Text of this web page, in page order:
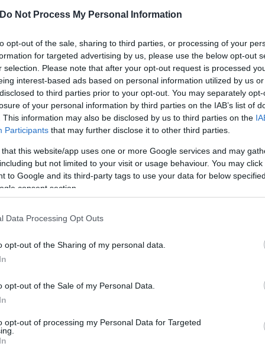
Do Not Process My Personal Information
opt-out of the sale, sharing to third parties, or processing of your
for targeted advertising by us, please use the below opt-out
selection. Please note that after your opt-out request is processed
interest-based ads based on personal information utilized by us
to third parties prior to your opt-out. You may separately
of your personal information by third parties on the IAB’s list of
This information may also be disclosed by us to third parties on the
Participants that may further disclose it to other third parties.
that this website/app uses one or more Google services and may
but not limited to your visit or usage behaviour. You may
to Google and its third-party tags to use your data for below
consent section.
Data Processing Opt Outs
opt-out of the Sharing of my personal data.
opt-out of the Sale of my Personal Data.
opt-out of processing my Personal Data for Targeted
κλιματικοί μετανάστες έφτασαν στην
στη λογική των απελάσεων και όχι στη λογική
αιχμάλωτους μετανάστες σε εργοστάσιο και
κατά την άφιξη σκάφους μεταναστών -
μετανάστες - Διασωληνώθηκε βρέφος
εντόπισε και διέσωσε το Λιμενικό σε
κράτησης μεταναστών με 12 τραυματίες για
διελεύσεις μεταναστών στις αρχές του
Μετανάστες Αλλοδαποί Local